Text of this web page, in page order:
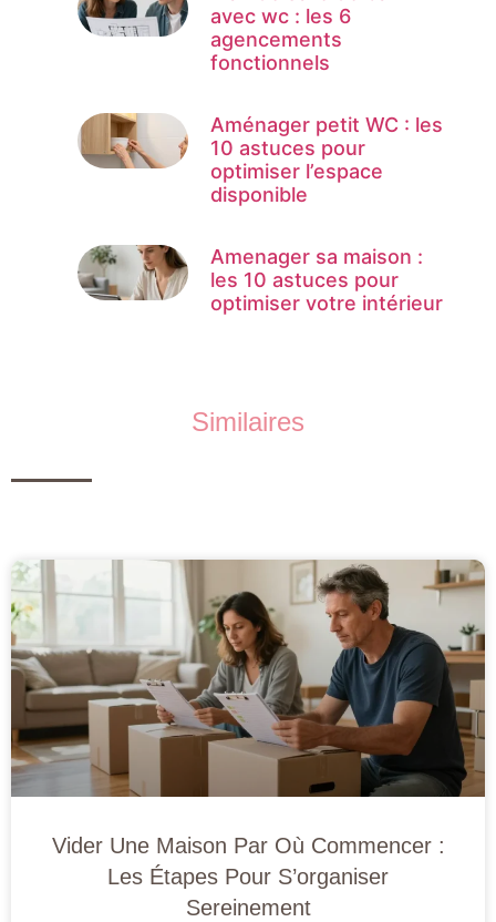
avec wc : les 6
agencements
fonctionnels
Aménager petit WC : les
10 astuces pour
optimiser l’espace
disponible
Amenager sa maison :
les 10 astuces pour
optimiser votre intérieur
Similaires
Vider Une Maison Par Où Commencer :
Les Étapes Pour S’organiser
Sereinement